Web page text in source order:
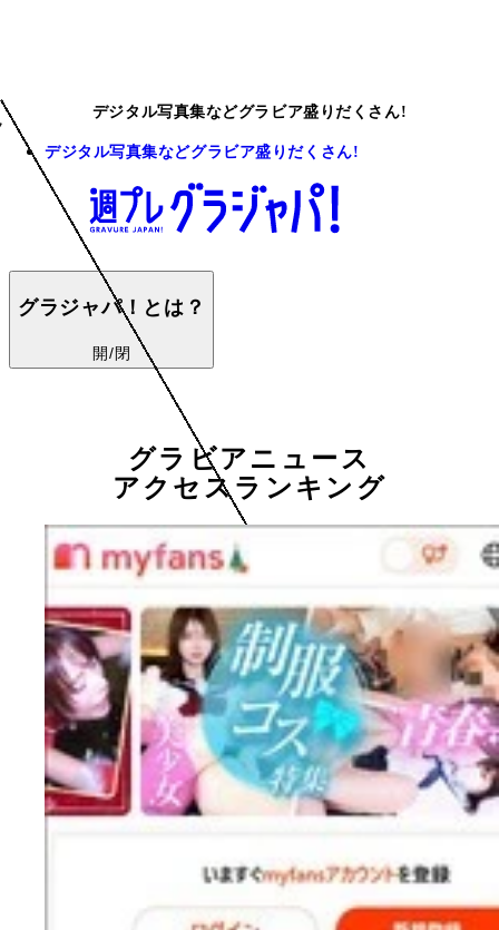
デジタル写真集などグラビア盛りだくさん!
デジタル写真集などグラビア盛りだくさん!
グラジャパ！とは？
開/閉
グラビアニュース
アクセスランキング